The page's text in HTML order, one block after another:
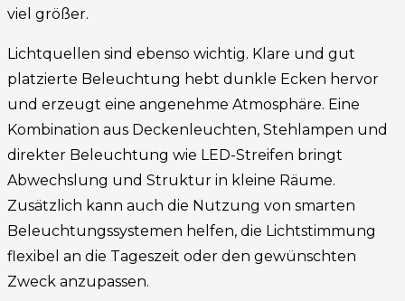
viel größer.
Lichtquellen sind ebenso wichtig. Klare und gut
platzierte Beleuchtung hebt dunkle Ecken hervor
und erzeugt eine angenehme Atmosphäre. Eine
Kombination aus Deckenleuchten, Stehlampen und
direkter Beleuchtung wie LED-Streifen bringt
Abwechslung und Struktur in kleine Räume.
Zusätzlich kann auch die Nutzung von smarten
Beleuchtungssystemen helfen, die Lichtstimmung
flexibel an die Tageszeit oder den gewünschten
Zweck anzupassen.